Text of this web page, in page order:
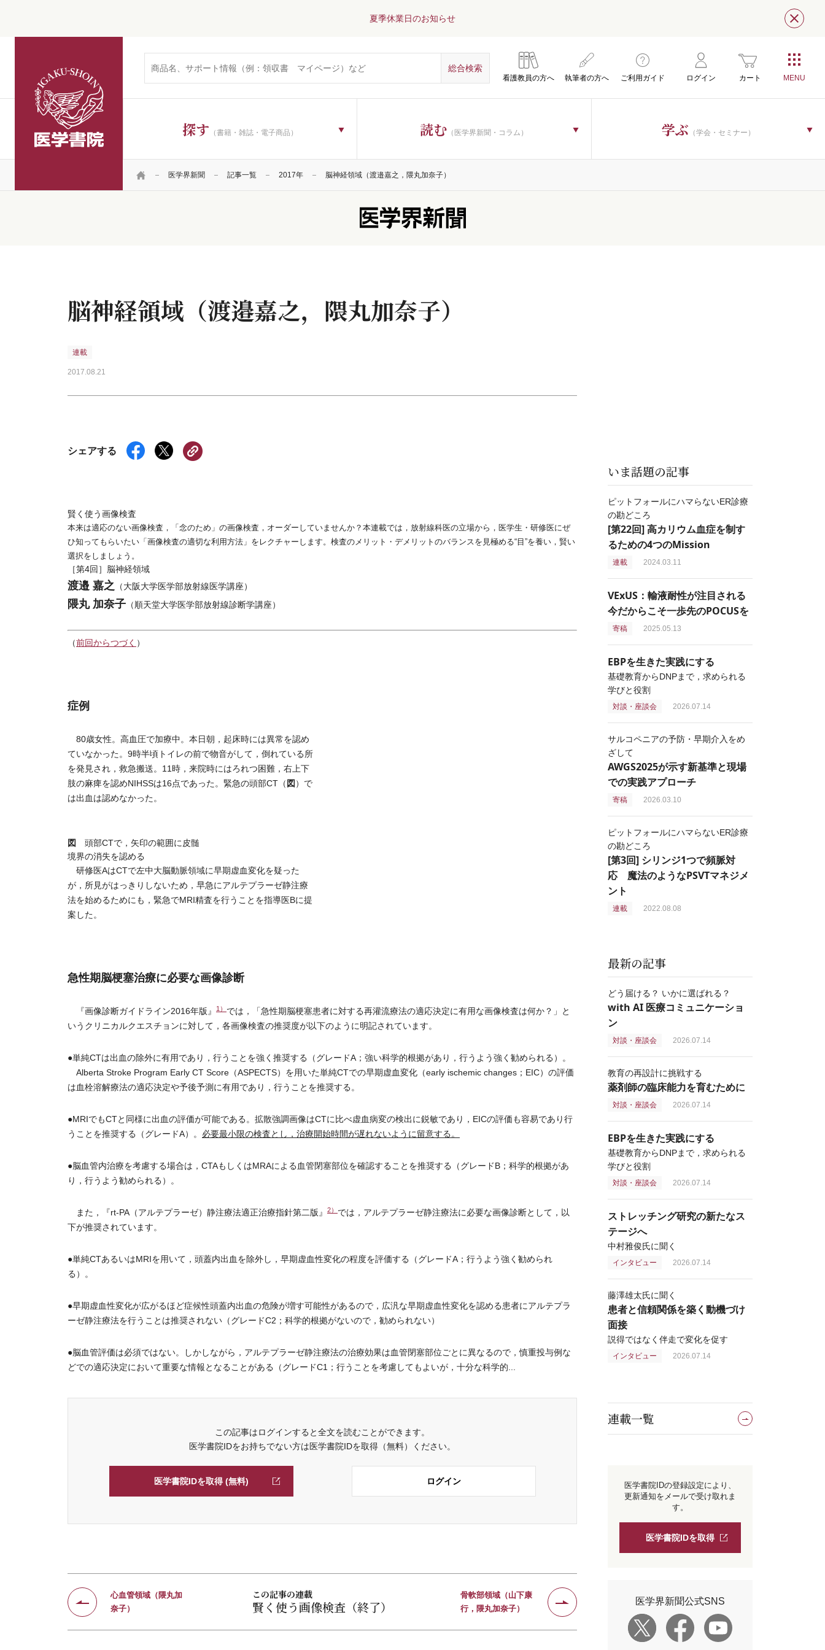
夏季休業日のお知らせ 閉じ
看護教員の方へ 執筆者の方へ ご利用ガイド ログイン カート
探す （書籍・雑誌・電子商品） 読む （医学界新聞・コラム） 学ぶ （学会・セミナー）
HOME 医学界新聞 記事一覧 2017年 脳神経領域（渡邉嘉之，隈丸加奈子）
脳神経領域（渡邉嘉之，隈丸加奈子）
連載
2017.08.21
シェアする
賢く使う画像検査
本来は適応のない画像検査，「念のため」の画像検査，オーダーしていませんか？本連載では，放射線科医の立場から，医学生・研修医にぜ
ひ知ってもらいたい「画像検査の適切な利用方法」をレクチャーします。検査のメリット・デメリットのバランスを見極める“目”を養い，賢い
選択をしましょう。
［第4回］脳神経領域
渡邉 嘉之 （大阪大学医学部放射線医学講座）
隈丸 加奈子 （順天堂大学医学部放射線診断学講座）
（前回からつづく ）
症例
80歳女性。高血圧で加療中。本日朝，起床時には異常を認め
ていなかった。9時半頃トイレの前で物音がして，倒れている所
を発見され，救急搬送。11時，来院時にはろれつ困難，右上下
肢の麻痺を認めNIHSSは16点であった。緊急の頭部CT（図）で
は出血は認めなかった。
図 頭部CTで，矢印の範囲に皮髄
境界の消失を認める
研修医AはCTで左中大脳動脈領域に早期虚血変化を疑った
が，所見がはっきりしないため，早急にアルテプラーゼ静注療
法を始めるためにも，緊急でMRI精査を行うことを指導医Bに提
案した。
急性期脳梗塞治療に必要な画像診断
『画像診断ガイドライン2016年版』 1） では，「急性期脳梗塞患者に対する再灌流療法の適応決定に有用な画像検査は何か？」と
いうクリニカルクエスチョンに対して，各画像検査の推奨度が以下のように明記されています。
●単純CTは出血の除外に有用であり，行うことを強く推奨する（グレードA；強い科学的根拠があり，行うよう強く勧められる）。
Alberta Stroke Program Early CT Score（ASPECTS）を用いた単純CTでの早期虚血変化（early ischemic changes；EIC）の評価
は血栓溶解療法の適応決定や予後予測に有用であり，行うことを推奨する。
●MRIでもCTと同様に出血の評価が可能である。拡散強調画像はCTに比べ虚血病変の検出に鋭敏であり，EICの評価も容易であり行
うことを推奨する（グレードA）。 必要最小限の検査とし，治療開始時間が遅れないように留意する。
●脳血管内治療を考慮する場合は，CTAもしくはMRAによる血管閉塞部位を確認することを推奨する（グレードB；科学的根拠があ
り，行うよう勧められる）。
また，『rt-PA（アルテプラーゼ）静注療法適正治療指針第二版』 2） では，アルテプラーゼ静注療法に必要な画像診断として，以
下が推奨されています。
●単純CTあるいはMRIを用いて，頭蓋内出血を除外し，早期虚血性変化の程度を評価する（グレードA；行うよう強く勧められ
る）。
●早期虚血性変化が広がるほど症候性頭蓋内出血の危険が増す可能性があるので，広汎な早期虚血性変化を認める患者にアルテプラ
ーゼ静注療法を行うことは推奨されない（グレードC2；科学的根拠がないので，勧められない）
●脳血管評価は必須ではない。しかしながら，アルテプラーゼ静注療法の治療効果は血管閉塞部位ごとに異なるので，慎重投与例な
どでの適応決定において重要な情報となることがある（グレードC1；行うことを考慮してもよいが，十分な科学的...
この記事はログインすると全文を読むことができます。
医学書院IDをお持ちでない方は医学書院IDを取得（無料）ください。
医学書院IDを取得 (無料) ログイン
この記事の連載
賢く使う画像検査（終了）
心血管領域（隈丸加
奈子）
骨軟部領域（山下康
行，隈丸加奈子）
いま話題の記事
ピットフォールにハマらないER診療
の勘どころ
[第22回] 高カリウム血症を制す
るための4つのMission
連載 2024.03.11
VExUS：輸液耐性が注目される
今だからこそ一歩先のPOCUSを
寄稿 2025.05.13
EBPを生きた実践にする
基礎教育からDNPまで，求められる
学びと役割
対談・座談会 2026.07.14
サルコペニアの予防・早期介入をめ
ざして
AWGS2025が示す新基準と現場
での実践アプローチ
寄稿 2026.03.10
ピットフォールにハマらないER診療
の勘どころ
[第3回] シリンジ1つで頻脈対
応 魔法のようなPSVTマネジメ
ント
連載 2022.08.08
最新の記事
どう届ける？ いかに選ばれる？
with AI 医療コミュニケーショ
ン
対談・座談会 2026.07.14
教育の再設計に挑戦する
薬剤師の臨床能力を育むために
対談・座談会 2026.07.14
EBPを生きた実践にする
基礎教育からDNPまで，求められる
学びと役割
対談・座談会 2026.07.14
ストレッチング研究の新たなス
テージへ
中村雅俊氏に聞く
インタビュー 2026.07.14
藤澤雄太氏に聞く
患者と信頼関係を築く動機づけ
面接
説得ではなく伴走で変化を促す
インタビュー 2026.07.14
連載一覧
医学書院IDの登録設定により、
更新通知をメールで受け取れま
す。
医学書院IDを取得
医学界新聞公式SNS